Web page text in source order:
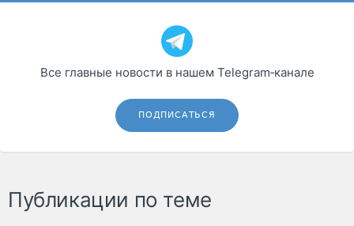
Все главные новости в нашем Telegram‑канале
ПОДПИСАТЬСЯ
Публикации по теме